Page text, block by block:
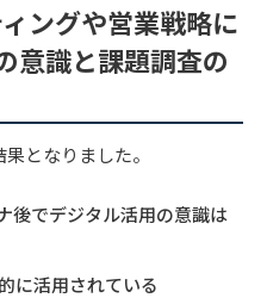
ングや営業戦略に
意識と課題調査の
となりました。
後でデジタル活用の意識は
に活用されている